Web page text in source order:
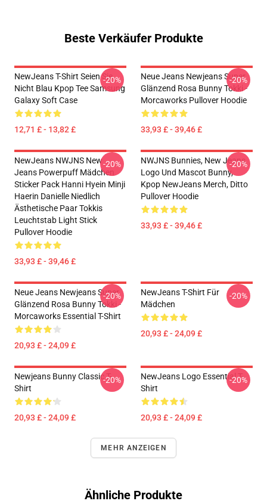
Beste Verkäufer Produkte
NewJeans T-Shirt Seien Sie
Nicht Blau Kpop Tee Samsung
Galaxy Soft Case
12,71 £ - 13,82 £
-20%
Neue Jeans Newjeans Super
Glänzend Rosa Bunny Tokki -
Morcaworks Pullover Hoodie
33,93 £ - 39,46 £
-20%
NewJeans NWJNS New
Jeans Powerpuff Mädchen
Sticker Pack Hanni Hyein Minji
Haerin Danielle Niedlich
Ästhetische Paar Tokkis
Leuchtstab Light Stick
Pullover Hoodie
33,93 £ - 39,46 £
-20%
NWJNS Bunnies, New Jeans
Logo Und Mascot Bunny,
Kpop NewJeans Merch, Ditto
Pullover Hoodie
33,93 £ - 39,46 £
-20%
Neue Jeans Newjeans Super
Glänzend Rosa Bunny Tokki -
Morcaworks Essential T-Shirt
20,93 £ - 24,09 £
-20%
NewJeans T-Shirt Für
Mädchen
20,93 £ - 24,09 £
-20%
Newjeans Bunny Classic T-
Shirt
20,93 £ - 24,09 £
-20%
NewJeans Logo Essential T-
Shirt
20,93 £ - 24,09 £
-20%
MEHR ANZEIGEN
Ähnliche Produkte